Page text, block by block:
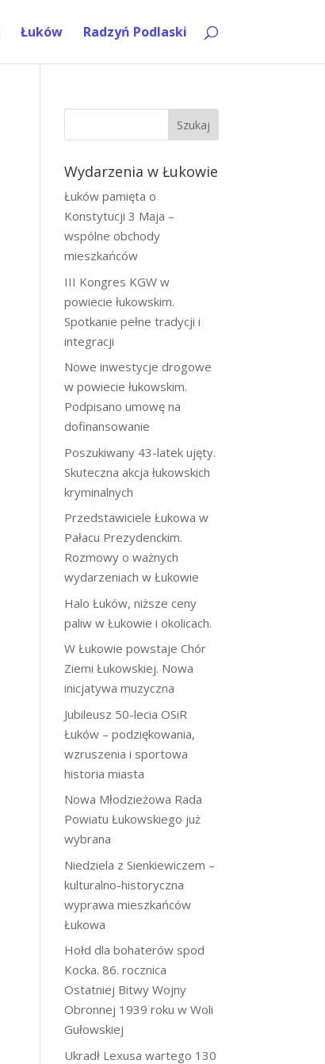
Łuków Radzyń Podlaski
Szukaj
Wydarzenia w Łukowie
Łuków pamięta o
Konstytucji 3 Maja –
wspólne obchody
mieszkańców
III Kongres KGW w
powiecie łukowskim.
Spotkanie pełne tradycji i
integracji
Nowe inwestycje drogowe
w powiecie łukowskim.
Podpisano umowę na
dofinansowanie
Poszukiwany 43-latek ujęty.
Skuteczna akcja łukowskich
kryminalnych
Przedstawiciele Łukowa w
Pałacu Prezydenckim.
Rozmowy o ważnych
wydarzeniach w Łukowie
Halo Łuków, niższe ceny
paliw w Łukowie i okolicach.
W Łukowie powstaje Chór
Ziemi Łukowskiej. Nowa
inicjatywa muzyczna
Jubileusz 50-lecia OSiR
Łuków – podziękowania,
wzruszenia i sportowa
historia miasta
Nowa Młodzieżowa Rada
Powiatu Łukowskiego już
wybrana
Niedziela z Sienkiewiczem –
kulturalno-historyczna
wyprawa mieszkańców
Łukowa
Hołd dla bohaterów spod
Kocka. 86. rocznica
Ostatniej Bitwy Wojny
Obronnej 1939 roku w Woli
Gułowskiej
Ukradł Lexusa wartego 130